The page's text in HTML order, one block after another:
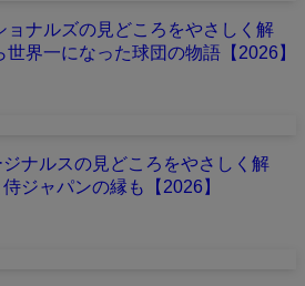
ョナルズの見どころをやさしく解
界一になった球団の物語【2026】
ジナルスの見どころをやさしく解
ジャパンの縁も【2026】